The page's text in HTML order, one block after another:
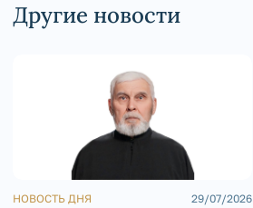
Другие новости
НОВОСТЬ ДНЯ
29/07/2026